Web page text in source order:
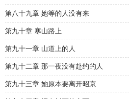
第八十九章 她等的人没有来
第九十章 寒山路上
第九十一章 山道上的人
第九十二章 那一夜没有赴约的人
第九十三章 她原本要离开昭京